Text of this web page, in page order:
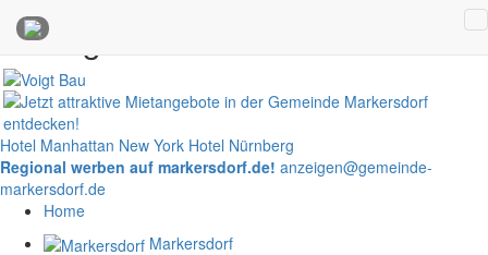
Anzeigen
Hotel Manhattan New York Hotel Nürnberg
Regional werben auf markersdorf.de! anzeigen@gemeinde-
markersdorf.de
Home
Markersdorf